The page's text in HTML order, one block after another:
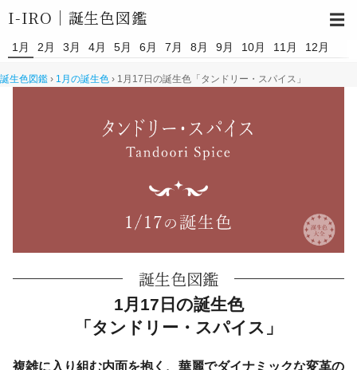
I-IRO｜ 誕生色図鑑
1月 2月 3月 4月 5月 6月 7月 8月 9月 10月 11月 12月
☰
誕生色図鑑 › 1月の誕生色 › 1月17日の誕生色「タンドリー・スパイス」
誕生色図鑑
1月17日の誕生色
「タンドリー・スパイス」
複雑に入り組む内面を抱く、華麗でダイナミックな変革の